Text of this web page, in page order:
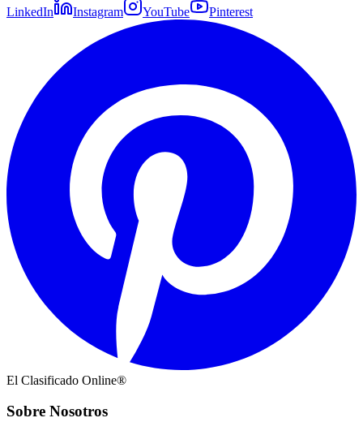
LinkedIn Instagram YouTube Pinterest
El Clasificado Online®
Sobre Nosotros